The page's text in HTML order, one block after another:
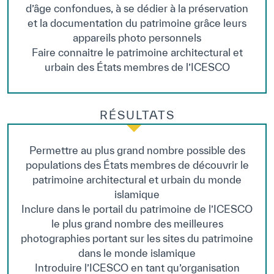
d’âge confondues, à se dédier à la préservation
et la documentation du patrimoine grâce leurs
appareils photo personnels
Faire connaitre le patrimoine architectural et
urbain des États membres de l’ICESCO
RÉSULTATS
Permettre au plus grand nombre possible des
populations des États membres de découvrir le
patrimoine architectural et urbain du monde
islamique
Inclure dans le portail du patrimoine de l’ICESCO
le plus grand nombre des meilleures
photographies portant sur les sites du patrimoine
dans le monde islamique
Introduire l’ICESCO en tant qu’organisation